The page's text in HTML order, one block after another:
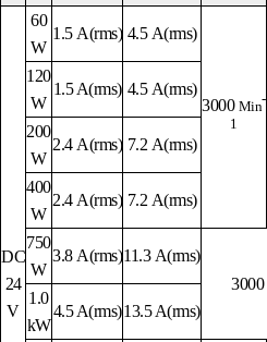
DC
24
V
60
W
1.5 A(rms) 4.5 A(rms)
3000 Min-
1
120
W
1.5 A(rms) 4.5 A(rms)
200
W
2.4 A(rms) 7.2 A(rms)
400
W
2.4 A(rms) 7.2 A(rms)
750
W
3.8 A(rms)11.3 A(rms)
3000
1.0
kW
4.5 A(rms)13.5 A(rms)